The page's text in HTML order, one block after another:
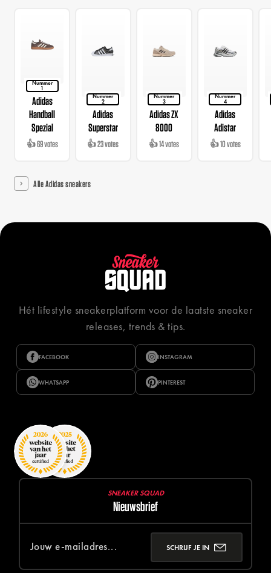
Nummer
1
Adidas
Handball
Spezial
👍 69 votes
Nummer
2
Adidas
Superstar
👍 23 votes
Nummer
3
Adidas ZX
8000
👍 14 votes
Nummer
4
Adidas
Adistar
👍 10 votes
Alle Adidas sneakers
Hét lifestyle sneakerplatform voor de laatste sneaker
releases, trends & tips.
FACEBOOK INSTAGRAM
WHATSAPP PINTEREST
SNEAKER SQUAD
Nieuwsbrief
SCHRIJF JE IN